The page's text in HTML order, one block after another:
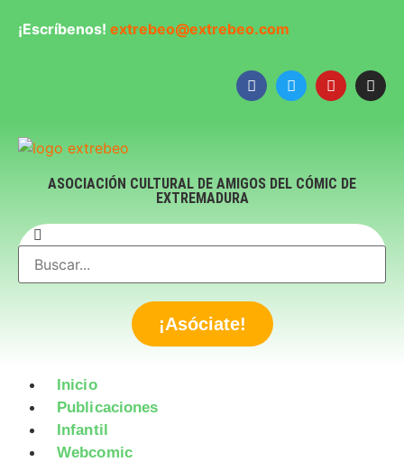
¡Escríbenos! extrebeo@extrebeo.com
ASOCIACIÓN CULTURAL DE AMIGOS DEL CÓMIC DE
EXTREMADURA
¡Asóciate!
Inicio
Publicaciones
Infantil
Webcomic